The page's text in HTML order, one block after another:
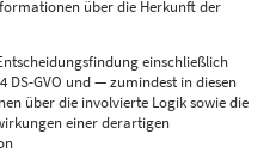
über die Herkunft der
einschließlich
DS-GVO und — zumindest in diesen
über die involvierte Logik sowie die
einer derartigen